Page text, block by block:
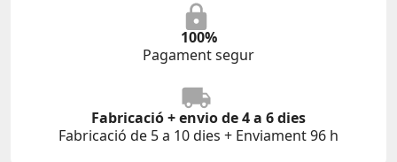
100%
Pagament segur
Fabricació + envio de 4 a 6 dies
Fabricació de 5 a 10 dies + Enviament 96 h